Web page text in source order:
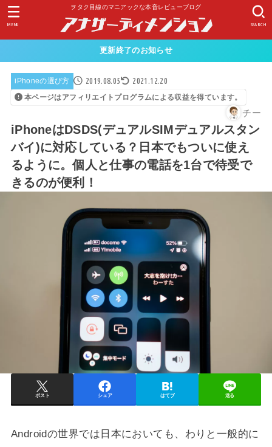
ヲタク目線のマニアックな本音レビューブログ
SEARCH
MENU
更新終了のお知らせ
iPhoneの選び方 2019.08.05 2021.12.20
本ページはアフィリエイトプログラムによる収益を得ています。
チー
iPhoneはDSDS(デュアルSIMデュアルスタン
バイ)に対応している？日本でもついに使え
るように。個人と仕事の電話を1台で待受で
きるのが便利！
ポスト シェア はてブ 送る
Androidの世界では日本においても、わりと一般的に